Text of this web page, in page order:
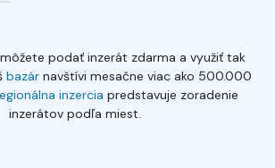
podať inzerát zdarma a využiť tak
bazárnavštívi mesačne viac ako 500.000
inzercia predstavuje zoradenie
inzerátov podľa miest.